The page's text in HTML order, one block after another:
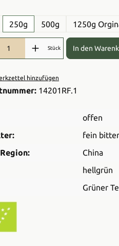
250g 500g 1250g
Anzahl: Gib den gewünschten
Stück In den
hinzufügen
14201RF.1
offen
fein bitter
China
hellgrün
Grüner